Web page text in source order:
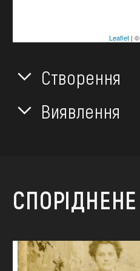
Leaflet| ©
Створення
Виявлення
СПОРІДНЕНЕ